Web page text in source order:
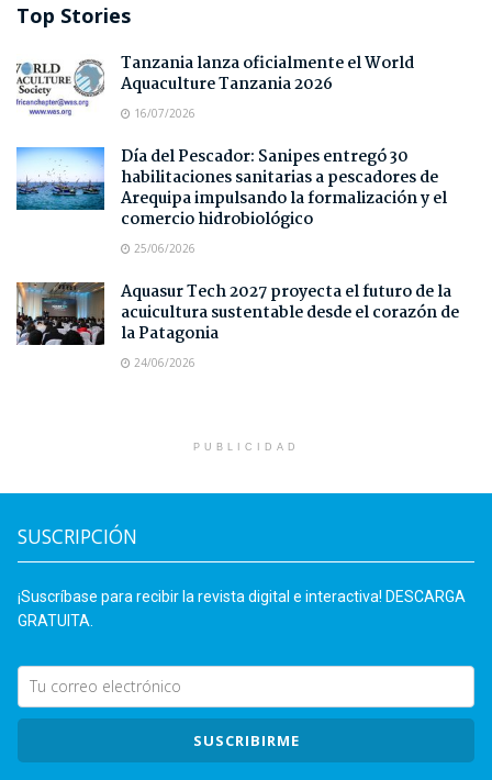
Top Stories
Tanzania lanza oficialmente el World
Aquaculture Tanzania 2026
16/07/2026
Día del Pescador: Sanipes entregó 30
habilitaciones sanitarias a pescadores de
Arequipa impulsando la formalización y el
comercio hidrobiológico
25/06/2026
Aquasur Tech 2027 proyecta el futuro de la
acuicultura sustentable desde el corazón de
la Patagonia
24/06/2026
PUBLICIDAD
SUSCRIPCIÓN
¡Suscríbase para recibir la revista digital e interactiva! DESCARGA
GRATUITA.
SUSCRIBIRME